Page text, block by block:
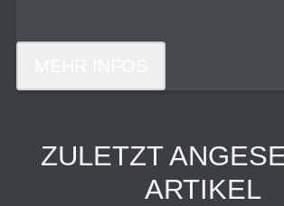
ZULETZT
ARTIKEL